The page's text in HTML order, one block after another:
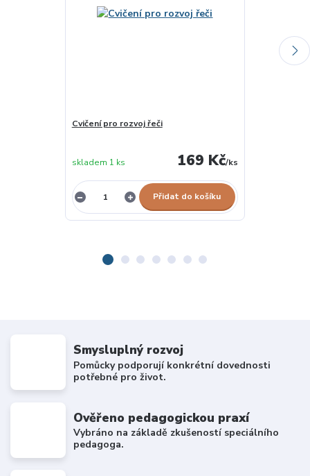
Cvičení pro rozvoj řeči
169 Kč/ks
skladem 1 ks
Přidat do košíku
Smysluplný rozvoj
Pomůcky podporují konkrétní dovednosti
potřebné pro život.
Ověřeno pedagogickou praxí
Vybráno na základě zkušeností speciálního
pedagoga.